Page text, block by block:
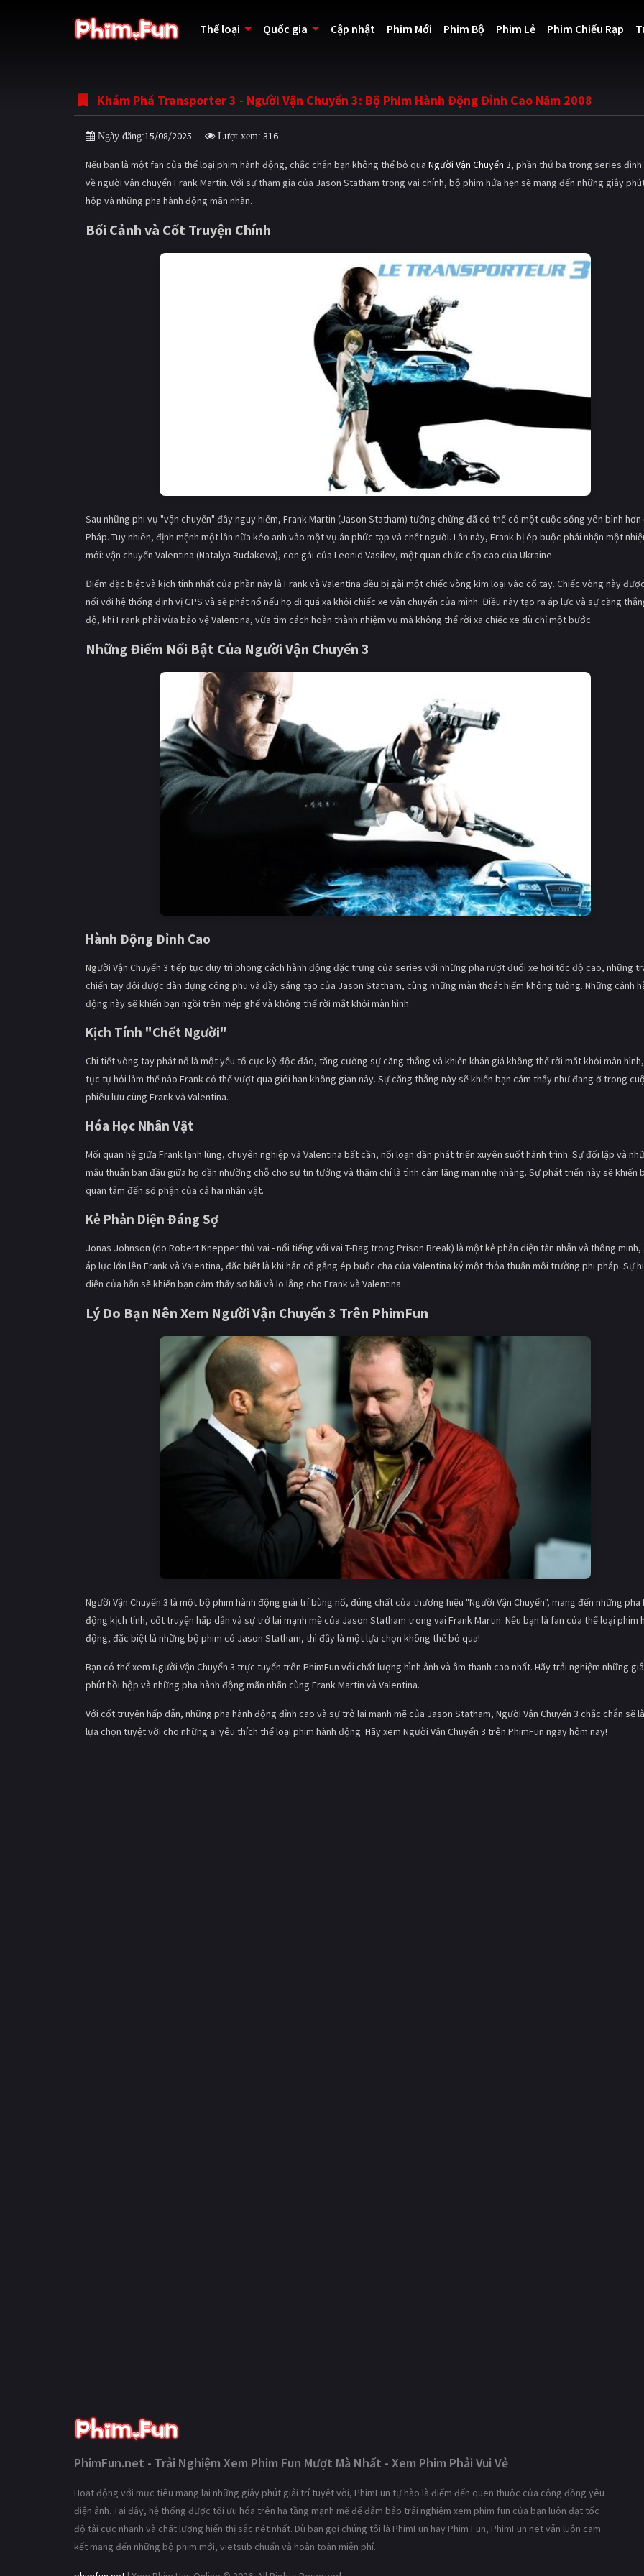
Thể loại Quốc gia Cập nhật Phim Mới Phim Bộ Phim Lẻ Phim Chiếu Rạp
Khám Phá Transporter 3 - Người Vận Chuyển 3: Bộ Phim Hành Động Đỉnh Cao Năm 2008
Ngày đăng:15/08/2025 Lượt xem: 316
Nếu bạn là một fan của thể loại phim hành động, chắc chắn bạn không thể bỏ qua Người Vận Chuyển 3, phần thứ ba trong series đình
về người vận chuyển Frank Martin. Với sự tham gia của Jason Statham trong vai chính, bộ phim hứa hẹn sẽ mang đến những giây
hộp và những pha hành động mãn nhãn.
Bối Cảnh và Cốt Truyện Chính
Sau những phi vụ "vận chuyển" đầy nguy hiểm, Frank Martin (Jason Statham) tưởng chừng đã có thể có một cuộc sống yên bình hơn
Pháp. Tuy nhiên, định mệnh một lần nữa kéo anh vào một vụ án phức tạp và chết người. Lần này, Frank bị ép buộc phải nhận một
mới: vận chuyển Valentina (Natalya Rudakova), con gái của Leonid Vasilev, một quan chức cấp cao của Ukraine.
Điểm đặc biệt và kịch tính nhất của phần này là Frank và Valentina đều bị gài một chiếc vòng kim loại vào cổ tay. Chiếc vòng này
nối với hệ thống định vị GPS và sẽ phát nổ nếu họ đi quá xa khỏi chiếc xe vận chuyển của mình. Điều này tạo ra áp lực và sự căng
độ, khi Frank phải vừa bảo vệ Valentina, vừa tìm cách hoàn thành nhiệm vụ mà không thể rời xa chiếc xe dù chỉ một bước.
Những Điểm Nổi Bật Của Người Vận Chuyển 3
Hành Động Đỉnh Cao
Người Vận Chuyển 3 tiếp tục duy trì phong cách hành động đặc trưng của series với những pha rượt đuổi xe hơi tốc độ cao, những
chiến tay đôi được dàn dựng công phu và đầy sáng tạo của Jason Statham, cùng những màn thoát hiểm không tưởng. Những cảnh
động này sẽ khiến bạn ngồi trên mép ghế và không thể rời mắt khỏi màn hình.
Kịch Tính "Chết Người"
Chi tiết vòng tay phát nổ là một yếu tố cực kỳ độc đáo, tăng cường sự căng thẳng và khiến khán giả không thể rời mắt khỏi màn
tục tự hỏi làm thế nào Frank có thể vượt qua giới hạn không gian này. Sự căng thẳng này sẽ khiến bạn cảm thấy như đang ở trong
phiêu lưu cùng Frank và Valentina.
Hóa Học Nhân Vật
Mối quan hệ giữa Frank lạnh lùng, chuyên nghiệp và Valentina bất cần, nổi loạn dần phát triển xuyên suốt hành trình. Sự đối lập và
mâu thuẫn ban đầu giữa họ dần nhường chỗ cho sự tin tưởng và thậm chí là tình cảm lãng mạn nhẹ nhàng. Sự phát triển này sẽ khiến
quan tâm đến số phận của cả hai nhân vật.
Kẻ Phản Diện Đáng Sợ
Jonas Johnson (do Robert Knepper thủ vai - nổi tiếng với vai T-Bag trong Prison Break) là một kẻ phản diện tàn nhẫn và thông minh,
áp lực lớn lên Frank và Valentina, đặc biệt là khi hắn cố gắng ép buộc cha của Valentina ký một thỏa thuận môi trường phi pháp. Sự
diện của hắn sẽ khiến bạn cảm thấy sợ hãi và lo lắng cho Frank và Valentina.
Lý Do Bạn Nên Xem Người Vận Chuyển 3 Trên PhimFun
Người Vận Chuyển 3 là một bộ phim hành động giải trí bùng nổ, đúng chất của thương hiệu "Người Vận Chuyển", mang đến những pha
động kịch tính, cốt truyện hấp dẫn và sự trở lại mạnh mẽ của Jason Statham trong vai Frank Martin. Nếu bạn là fan của thể loại phim
động, đặc biệt là những bộ phim có Jason Statham, thì đây là một lựa chọn không thể bỏ qua!
Bạn có thể xem Người Vận Chuyển 3 trực tuyến trên PhimFun với chất lượng hình ảnh và âm thanh cao nhất. Hãy trải nghiệm những
phút hồi hộp và những pha hành động mãn nhãn cùng Frank Martin và Valentina.
Với cốt truyện hấp dẫn, những pha hành động đỉnh cao và sự trở lại mạnh mẽ của Jason Statham, Người Vận Chuyển 3 chắc chắn sẽ
lựa chọn tuyệt vời cho những ai yêu thích thể loại phim hành động. Hãy xem Người Vận Chuyển 3 trên PhimFun ngay hôm nay!
PhimFun.net - Trải Nghiệm Xem Phim Fun Mượt Mà Nhất - Xem Phim Phải Vui Vẻ
Hoạt động với mục tiêu mang lại những giây phút giải trí tuyệt vời, PhimFun tự hào là điểm đến quen thuộc của cộng đồng yêu
điện ảnh. Tại đây, hệ thống được tối ưu hóa trên hạ tầng mạnh mẽ để đảm bảo trải nghiệm xem phim fun của bạn luôn đạt tốc
độ tải cực nhanh và chất lượng hiển thị sắc nét nhất. Dù bạn gọi chúng tôi là PhimFun hay Phim Fun, PhimFun.net vẫn luôn cam
kết mang đến những bộ phim mới, vietsub chuẩn và hoàn toàn miễn phí.